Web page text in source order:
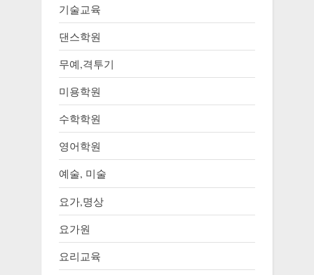
기술교육
댄스학원
무예,격투기
미용학원
수학학원
영어학원
예술, 미술
요가,명상
요가원
요리교육